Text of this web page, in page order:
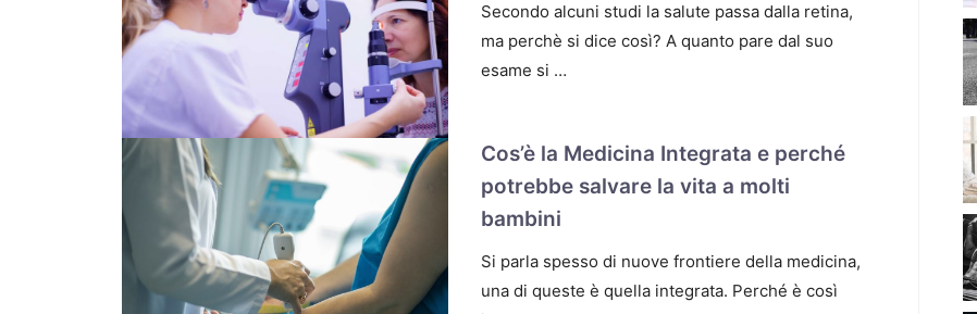
Secondo alcuni studi la salute passa dalla retina,
ma perchè si dice così? A quanto pare dal suo
esame si …
Cos’è la Medicina Integrata e perché
potrebbe salvare la vita a molti
bambini
Si parla spesso di nuove frontiere della medicina,
una di queste è quella integrata. Perché è così